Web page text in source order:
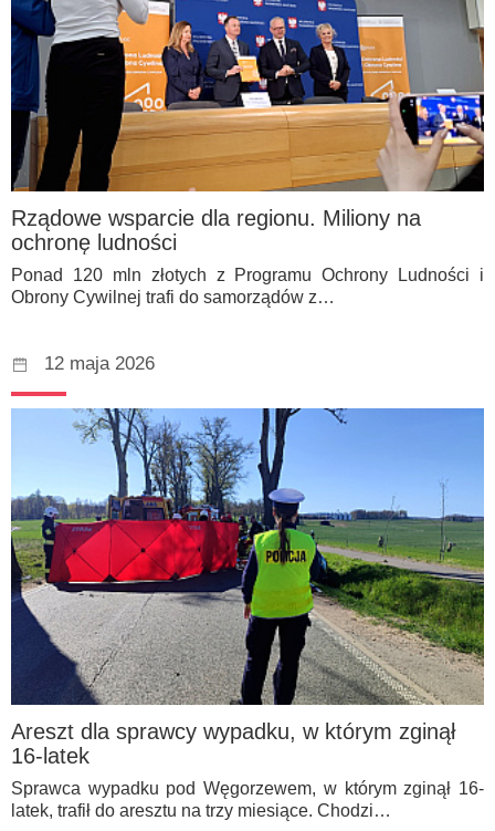
Rządowe wsparcie dla regionu. Miliony na
ochronę ludności
Ponad 120 mln złotych z Programu Ochrony Ludności i
Obrony Cywilnej trafi do samorządów z…
12 maja 2026
Areszt dla sprawcy wypadku, w którym zginął
16-latek
Sprawca wypadku pod Węgorzewem, w którym zginął 16-
latek, trafił do aresztu na trzy miesiące. Chodzi…